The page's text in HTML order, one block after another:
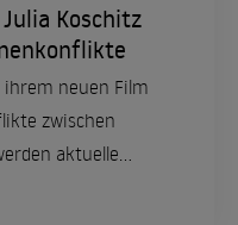
Koschitz
neuen Film
zwischen
aktuelle
Themen